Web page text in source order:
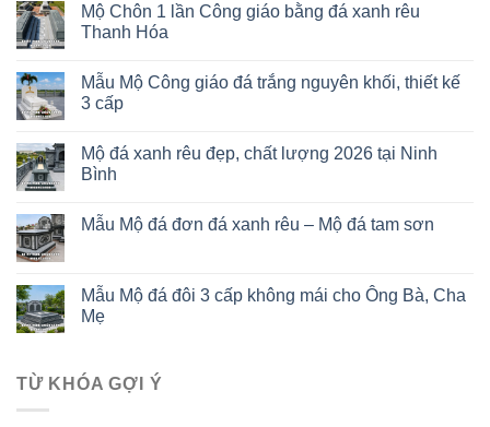
Mộ Chôn 1 lần Công giáo bằng đá xanh rêu
Thanh Hóa
Mẫu Mộ Công giáo đá trắng nguyên khối, thiết kế
3 cấp
Mộ đá xanh rêu đẹp, chất lượng 2026 tại Ninh
Bình
Mẫu Mộ đá đơn đá xanh rêu – Mộ đá tam sơn
Mẫu Mộ đá đôi 3 cấp không mái cho Ông Bà, Cha
Mẹ
TỪ KHÓA GỢI Ý